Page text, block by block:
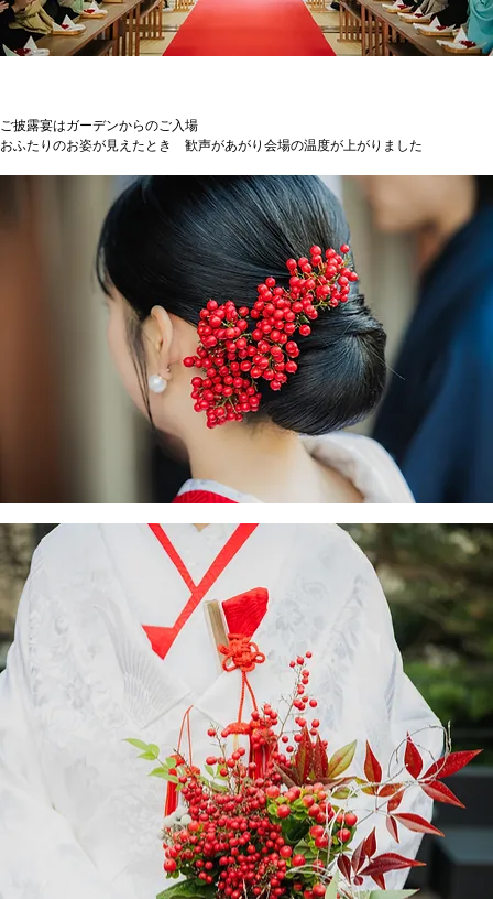
ご披露宴はガーデンからのご入場
おふたりのお姿が見えたとき　歓声があがり会場の温度が上がりました